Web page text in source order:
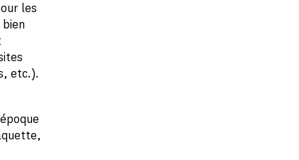
les
etc.).